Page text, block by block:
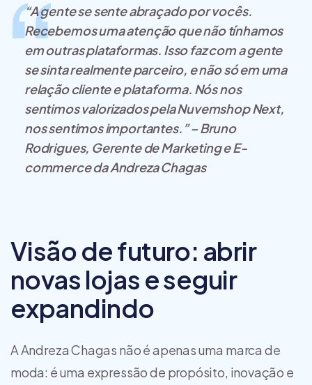
“A gente se sente abraçado por vocês.
Recebemos uma atenção que não tínhamos
em outras plataformas. Isso faz com a gente
se sinta realmente parceiro, e não só em uma
relação cliente e plataforma. Nós nos
sentimos valorizados pela Nuvemshop Next,
nos sentimos importantes.” – Bruno
Rodrigues, Gerente de Marketing e E-
commerce da Andreza Chagas
Visão de futuro: abrir
novas lojas e seguir
expandindo
A Andreza Chagas não é apenas uma marca de
moda: é uma expressão de propósito, inovação e